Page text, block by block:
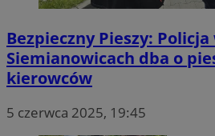
Bezpieczny Pieszy: Policja
Siemianowicach dba o
kierowców
5 czerwca 2025, 19:45